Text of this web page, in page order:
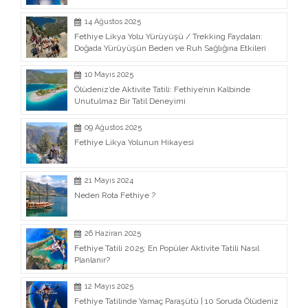
14 Ağustos 2025
Fethiye Likya Yolu Yürüyüşü / Trekking Faydaları:
Doğada Yürüyüşün Beden ve Ruh Sağlığına Etkileri
10 Mayıs 2025
Ölüdeniz’de Aktivite Tatili: Fethiye’nin Kalbinde
Unutulmaz Bir Tatil Deneyimi
09 Ağustos 2025
Fethiye Likya Yolunun Hikayesi
21 Mayıs 2024
Neden Rota Fethiye ?
26 Haziran 2025
Fethiye Tatili 2025: En Popüler Aktivite Tatili Nasıl
Planlanır?
12 Mayıs 2025
Fethiye Tatilinde Yamaç Paraşütü | 10 Soruda Ölüdeniz